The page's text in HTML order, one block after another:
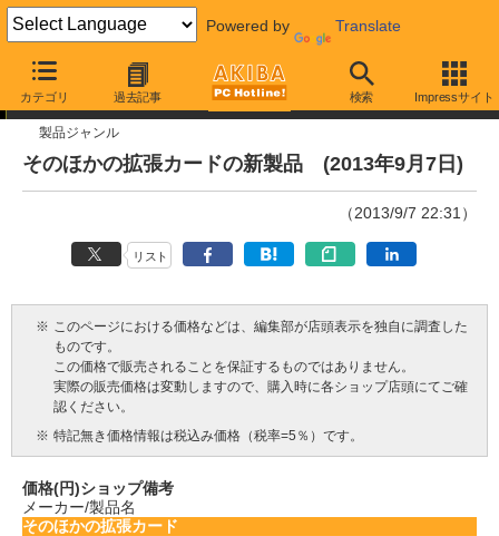
Powered by Translate
カテゴリ 過去記事 検索 Impressサイト
今週見つけた新製品
製品ジャンル
そのほかの拡張カードの新製品 (2013年9月7日)
（2013/9/7 22:31）
リスト
※ このページにおける価格などは、編集部が店頭表示を独自に調査した
ものです。
この価格で販売されることを保証するものではありません。
実際の販売価格は変動しますので、購入時に各ショップ店頭にてご確
認ください。
※ 特記無き価格情報は税込み価格（税率=5％）です。
価格(円)ショップ備考
メーカー/製品名
そのほかの拡張カード